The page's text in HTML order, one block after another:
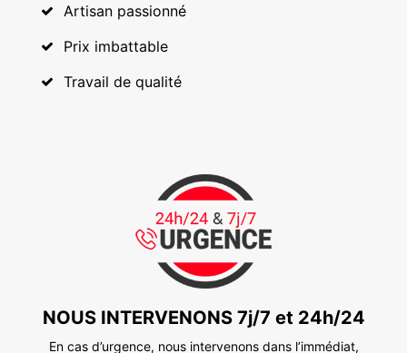
Artisan passionné
Prix imbattable
Travail de qualité
NOUS INTERVENONS 7j/7 et 24h/24
En cas d’urgence, nous intervenons dans l’immédiat,